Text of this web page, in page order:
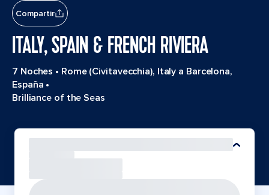
Compartir
ITALY, SPAIN & FRENCH RIVIERA
7 Noches • Rome (Civitavecchia), Italy a Barcelona,
España •
Brilliance of the Seas